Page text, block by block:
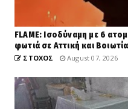
FLAME: Ισοδύναμη με 6
φωτιά σε Αττική και Βοιωτία
ΣΤΟΧΟΣ August 07, 2026